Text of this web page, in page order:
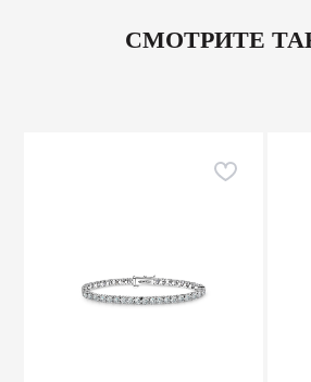
СМОТРИТЕ